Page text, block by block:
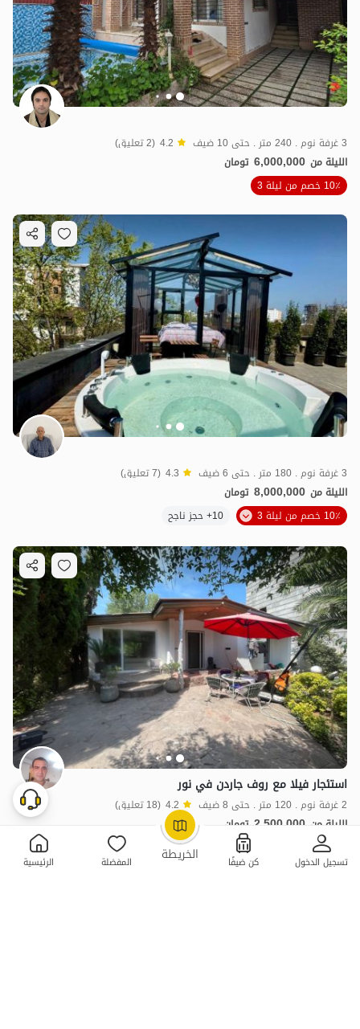
الخريطة تسجيل الدخول كن ضيفًا المفضلة الرئيسية
OpenStreetMap
3 غرفة نوم . 240 متر . حتى 10 ضيف 4.2 (2 تعليق)
الليلة من 6,000,000 تومان
10٪ خصم من ليلة 3
3 غرفة نوم . 180 متر . حتى 6 ضيف 4.3 (7 تعليق)
الليلة من 8,000,000 تومان
10٪ خصم من ليلة 3
10+ حجز ناجح
استئجار فيلا مع روف جاردن في نور
2 غرفة نوم . 120 متر . حتى 8 ضيف 4.2 (18 تعليق)
الليلة من 2,500,000 تومان
20٪ خصم من ليلة 5